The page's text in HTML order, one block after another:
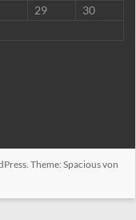
29
30
. Theme: Spacious von